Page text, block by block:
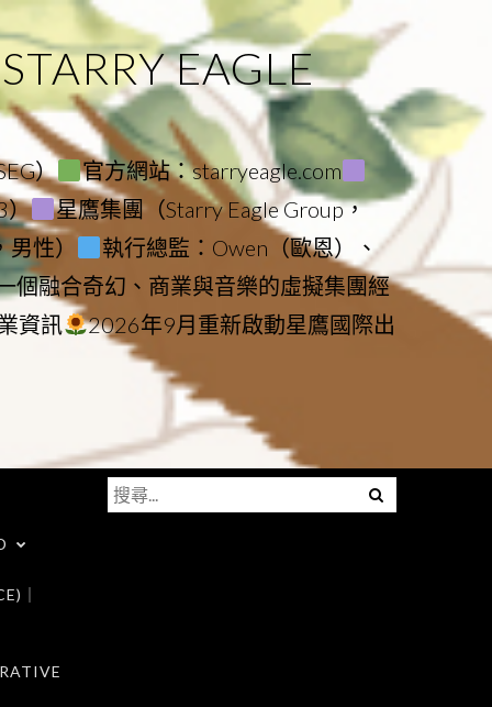
EAGLE
）
官方網站：starryeagle.com
）
星鷹集團（Starry Eagle Group，
性）
執行總監：Owen（歐恩）、
個融合奇幻、商業與音樂的虛擬集團經
資訊
2026年9月重新啟動星鷹國際出
｜
Menu
搜
尋